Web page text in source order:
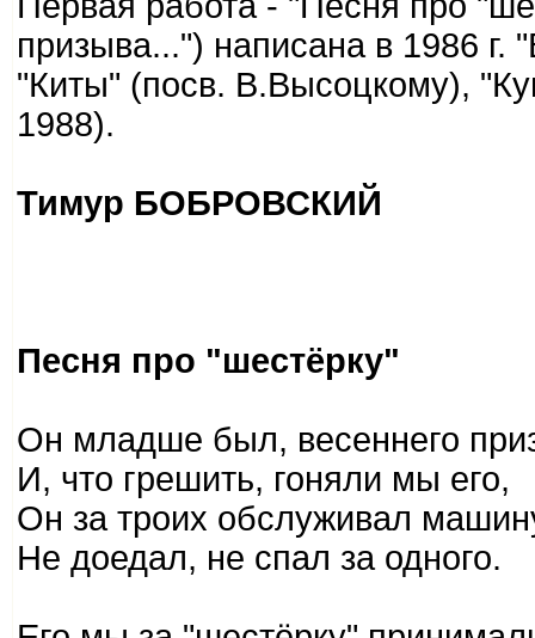
призыва...") написана в 1986
"Киты" (посв. В.Высоцкому),
1988).
Тимур БОБРОВСКИЙ
Песня про "шестёрку"
Он младше был, весеннего
И, что грешить, гоняли мы его,
Он за троих обслуживал
Не доедал, не спал за одного.